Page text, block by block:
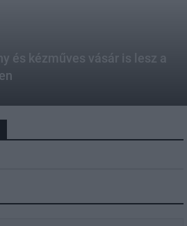
és kézműves vásár is lesz a